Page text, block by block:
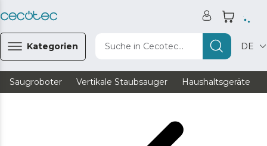
Kategorien Suche in Cecotec... DE
Saugroboter Vertikale Staubsauger Haushaltsgeräte